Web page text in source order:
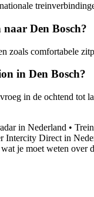
Den Bosch?
zoals comfortabele
in Den Bosch?
in de ochtend tot
in Nederland •
Intercity Direct in
je moet weten over